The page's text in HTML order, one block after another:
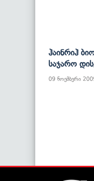
Ჰაინრიჰ
Საჯარო
09 ნოემბერი